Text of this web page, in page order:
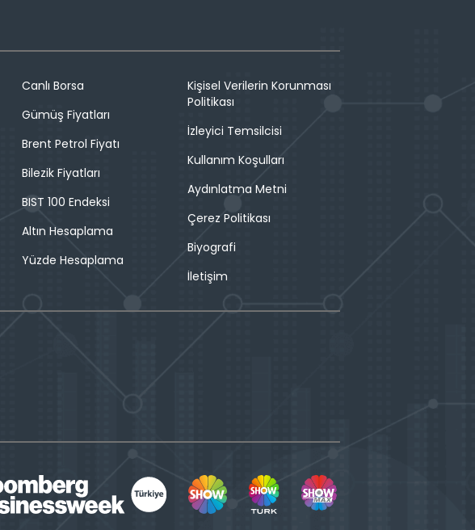
Canlı Borsa
Gümüş Fiyatları
Brent Petrol Fiyatı
Bilezik Fiyatları
BIST 100 Endeksi
Altın Hesaplama
Yüzde Hesaplama
Kişisel Verilerin Korunması
Politikası
İzleyici Temsilcisi
Kullanım Koşulları
Aydınlatma Metni
Çerez Politikası
Biyografi
İletişim